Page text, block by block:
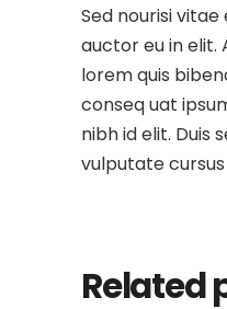
Sed nourisi
auctor eu in elit.
lorem quis
conseq uat
nibh id elit. Duis
vulputate
Related